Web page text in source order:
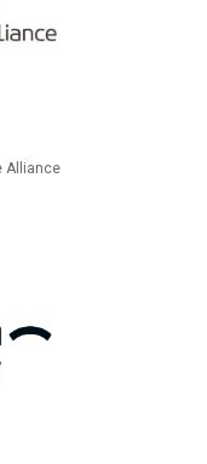
Alliance